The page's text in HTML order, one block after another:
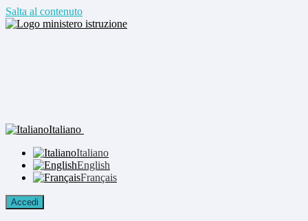
Salta al contenuto
Italiano
Italiano
English
Français
Accedi